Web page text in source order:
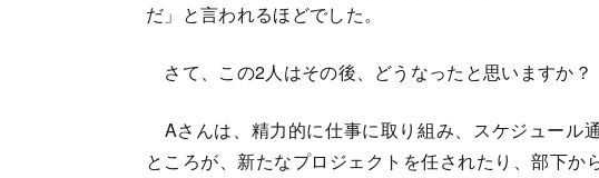
だ」と言われるほどでした。
さて、この2人はその後、どうなったと思いますか？
Aさんは、精力的に仕事に取り組み、スケジュール
ところが、新たなプロジェクトを任されたり、部下